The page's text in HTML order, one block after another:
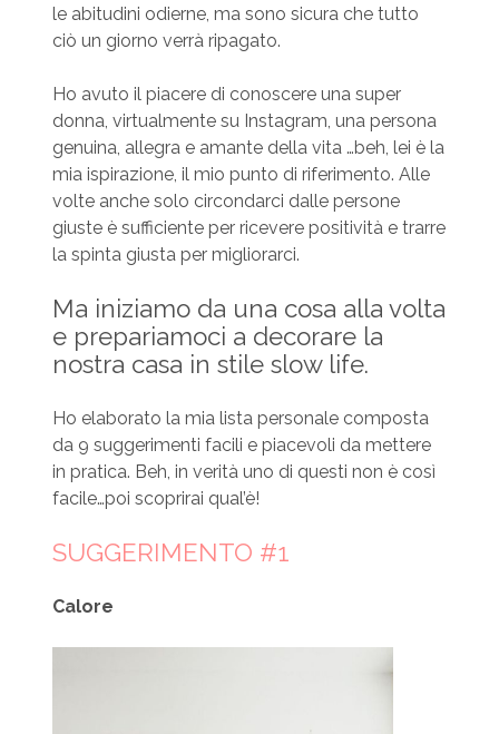
le abitudini odierne, ma sono sicura che tutto
ciò un giorno verrà ripagato.
Ho avuto il piacere di conoscere una super
donna, virtualmente su Instagram, una persona
genuina, allegra e amante della vita …beh, lei è la
mia ispirazione, il mio punto di riferimento. Alle
volte anche solo circondarci dalle persone
giuste è sufficiente per ricevere positività e trarre
la spinta giusta per migliorarci.
Ma iniziamo da una cosa alla volta
e prepariamoci a decorare la
nostra casa in stile slow life.
Ho elaborato la mia lista personale composta
da 9 suggerimenti facili e piacevoli da mettere
in pratica. Beh, in verità uno di questi non è così
facile…poi scoprirai qual’è!
SUGGERIMENTO #1
Calore